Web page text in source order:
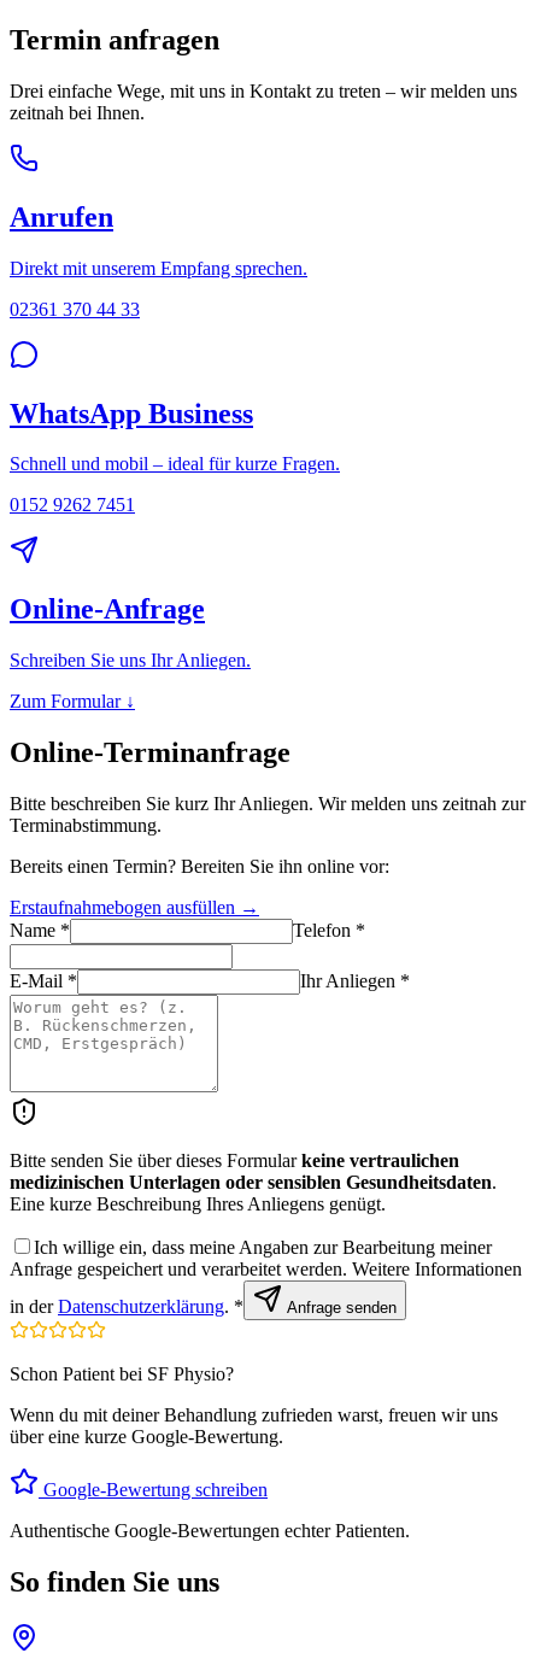
Termin anfragen
Drei einfache Wege, mit uns in Kontakt zu treten – wir melden uns
zeitnah bei Ihnen.
Anrufen
Direkt mit unserem Empfang sprechen.
02361 370 44 33
WhatsApp Business
Schnell und mobil – ideal für kurze Fragen.
0152 9262 7451
Online-Anfrage
Schreiben Sie uns Ihr Anliegen.
Zum Formular ↓
Online-Terminanfrage
Bitte beschreiben Sie kurz Ihr Anliegen. Wir melden uns zeitnah zur
Terminabstimmung.
Bereits einen Termin? Bereiten Sie ihn online vor:
Erstaufnahmebogen ausfüllen →
Name *
Telefon *
E-Mail * Ihr Anliegen *
Bitte senden Sie über dieses Formularkeine vertraulichen
medizinischen Unterlagen oder sensiblen Gesundheitsdaten.
Eine kurze Beschreibung Ihres Anliegens genügt.
Ich willige ein, dass meine Angaben zur Bearbeitung meiner
Anfrage gespeichert und verarbeitet werden. Weitere Informationen
in der Datenschutzerklärung. * Anfrage senden
Schon Patient bei SF Physio?
Wenn du mit deiner Behandlung zufrieden warst, freuen wir uns
über eine kurze Google-Bewertung.
Google-Bewertung schreiben
Authentische Google-Bewertungen echter Patienten.
So finden Sie uns